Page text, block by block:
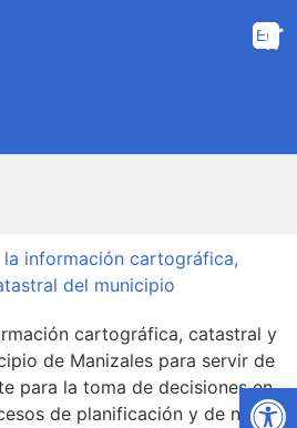
información cartográfica,
del municipio
cartográfica, catastral y
de Manizales para servir de
para la toma de decisiones en
de planificación y de norma